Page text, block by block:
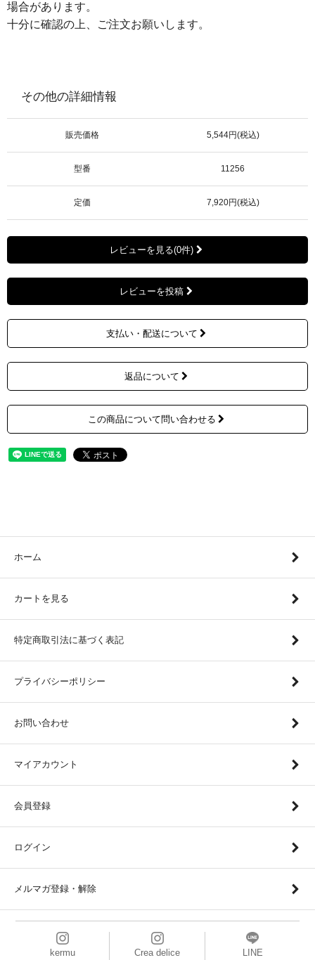
場合があります。
十分に確認の上、ご注文お願いします。
その他の詳細情報
販売価格 5,544円(税込)
型番 11256
定価 7,920円(税込)
レビューを見る(0件)
レビューを投稿
支払い・配送について
返品について
この商品について問い合わせる
ホーム
カートを見る
特定商取引法に基づく表記
プライバシーポリシー
お問い合わせ
マイアカウント
会員登録
ログイン
メルマガ登録・解除
kermu Crea delice LINE